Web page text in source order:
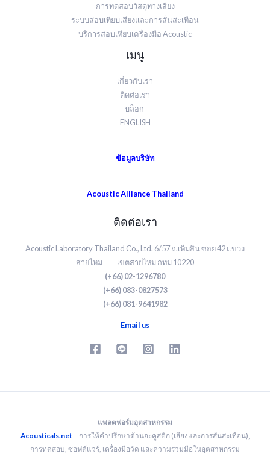
การทดสอบวัสดุทางเสียง
ระบบสอบเทียบเสียงและการสั่นสะเทือน
บริการสอบเทียบเครื่องมือ Acoustic
เมนู
เกี่ยวกับเรา
ติดต่อเรา
บล็อก
ENGLISH
ข้อมูลบริษัท
Acoustic Alliance Thailand
ติดต่อเรา
Acoustic Laboratory Thailand Co., Ltd. 6/57 ถ.เพิ่มสิน ซอย 42 แขวง
สายไหม เขตสายไหม กทม 10220
(+66) 02-1296780
(+66) 083-0827573
(+66) 081-9641982
Email us
แพลตฟอร์มอุตสาหกรรม
Acousticals.net – การให้คำปรึกษาด้านอะคูสติก (เสียงและการสั่นสะเทือน),
การทดสอบ, ซอฟต์แวร์, เครื่องมือวัด และความร่วมมือในอุตสาหกรรม